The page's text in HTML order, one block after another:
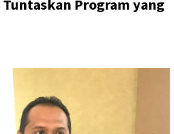
Program yang